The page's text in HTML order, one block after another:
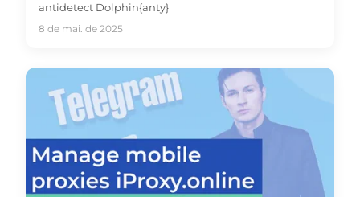
antidetect Dolphin{anty}
8 de mai. de 2025